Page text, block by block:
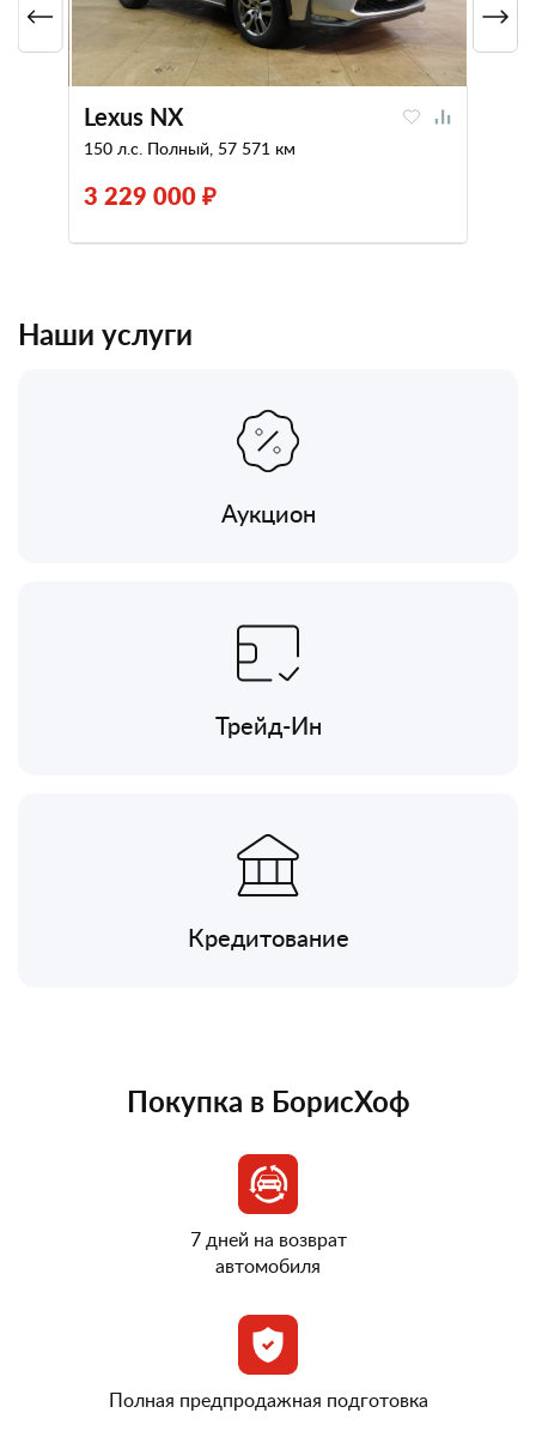
Lexus NX
150 л.с. Полный, 57 571 км
3 229 000 ₽
Наши услуги
Аукцион
Трейд-Ин
Кредитование
Покупка в БорисХоф
7 дней на возврат
автомобиля
Полная предпродажная подготовка